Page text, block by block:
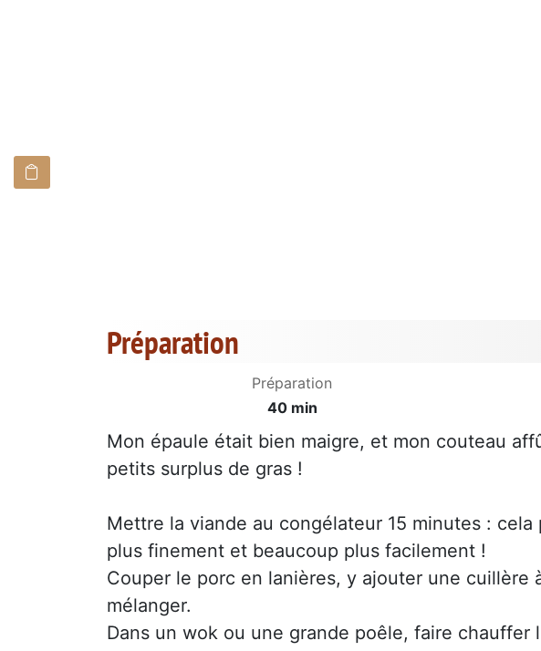
Préparation
Préparation
40 min
Mon épaule était bien maigre, et mon couteau
petits surplus de gras !
Mettre la viande au congélateur 15 minutes :
plus finement et beaucoup plus facilement !
Couper le porc en lanières, y ajouter une
mélanger.
Dans un wok ou une grande poêle, faire chauffer